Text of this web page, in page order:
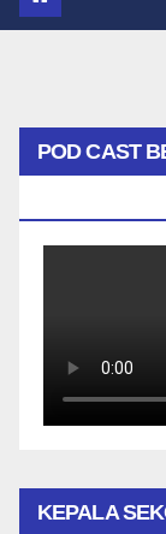
POD CAST
KEPALA